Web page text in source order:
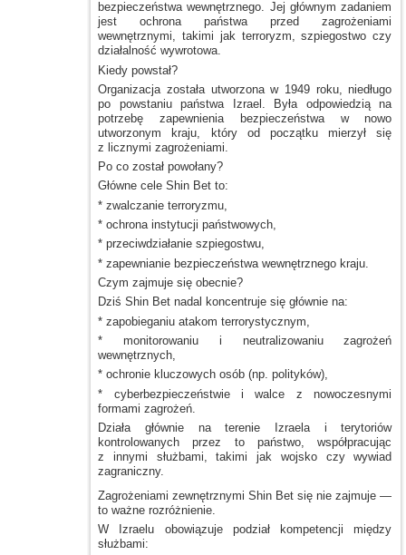
bezpieczeństwa wewnętrznego. Jej głównym zadaniem
jest ochrona państwa przed zagrożeniami
wewnętrznymi, takimi jak terroryzm, szpiegostwo czy
działalność wywrotowa.
Kiedy powstał?
Organizacja została utworzonaw 1949roku, niedługo
po powstaniu państwa Izrael. Była odpowiedzią na
potrzebę zapewnienia bezpieczeństwa w nowo
utworzonym kraju, który od początku mierzył się
z licznymi zagrożeniami.
Po co został powołany?
Główne cele Shin Bet to:
* zwalczanie terroryzmu,
* ochrona instytucji państwowych,
* przeciwdziałanie szpiegostwu,
* zapewnianie bezpieczeństwa wewnętrznego kraju.
Czym zajmuje się obecnie?
Dziś Shin Bet nadal koncentruje się głównie na:
* zapobieganiu atakom terrorystycznym,
* monitorowaniu i neutralizowaniuzagrożeń
wewnętrznych,
* ochronie kluczowych osób (np. polityków),
* cyberbezpieczeństwiei walce
z nowoczesnymi
formami zagrożeń.
Działa głównie na terenie Izraela i terytoriów
kontrolowanych przez to państwo, współpracując
z innymi służbami, takimi jak wojsko czy wywiad
zagraniczny.
Zagrożeniami zewnętrznymi Shin Bet się nie zajmuje —
to ważne rozróżnienie.
W Izraelu obowiązuje podział kompetencji między
służbami: